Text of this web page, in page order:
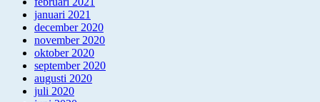
januari 2021
december 2020
november 2020
oktober 2020
september 2020
augusti 2020
juli 2020